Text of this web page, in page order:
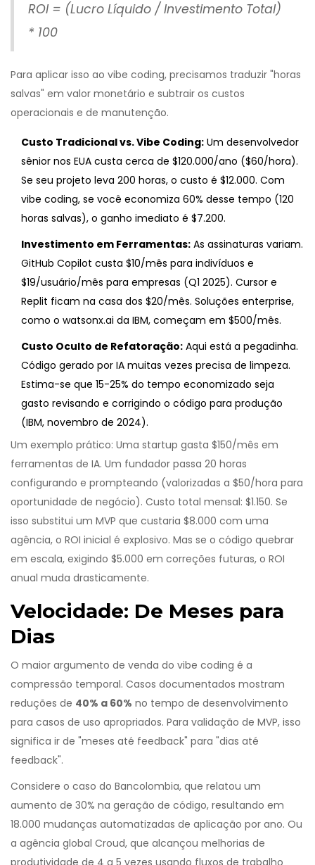
ROI = (Lucro Líquido / Investimento Total)
* 100
Para aplicar isso ao vibe coding, precisamos traduzir "horas
salvas" em valor monetário e subtrair os custos
operacionais e de manutenção.
Custo Tradicional vs. Vibe Coding: Um desenvolvedor
sênior nos EUA custa cerca de $120.000/ano ($60/hora).
Se seu projeto leva 200 horas, o custo é $12.000. Com
vibe coding, se você economiza 60% desse tempo (120
horas salvas), o ganho imediato é $7.200.
Investimento em Ferramentas: As assinaturas variam.
GitHub Copilot custa $10/mês para indivíduos e
$19/usuário/mês para empresas (Q1 2025). Cursor e
Replit ficam na casa dos $20/mês. Soluções enterprise,
como o watsonx.ai da IBM, começam em $500/mês.
Custo Oculto de Refatoração: Aqui está a pegadinha.
Código gerado por IA muitas vezes precisa de limpeza.
Estima-se que 15-25% do tempo economizado seja
gasto revisando e corrigindo o código para produção
(IBM, novembro de 2024).
Um exemplo prático: Uma startup gasta $150/mês em
ferramentas de IA. Um fundador passa 20 horas
configurando e prompteando (valorizadas a $50/hora para
oportunidade de negócio). Custo total mensal: $1.150. Se
isso substitui um MVP que custaria $8.000 com uma
agência, o ROI inicial é explosivo. Mas se o código quebrar
em escala, exigindo $5.000 em correções futuras, o ROI
anual muda drasticamente.
Velocidade: De Meses para
Dias
O maior argumento de venda do vibe coding é a
compressão temporal. Casos documentados mostram
reduções de 40% a 60% no tempo de desenvolvimento
para casos de uso apropriados. Para validação de MVP, isso
significa ir de "meses até feedback" para "dias até
feedback".
Considere o caso do Bancolombia, que relatou um
aumento de 30% na geração de código, resultando em
18.000 mudanças automatizadas de aplicação por ano. Ou
a agência global Croud, que alcançou melhorias de